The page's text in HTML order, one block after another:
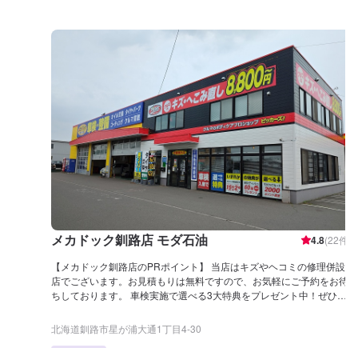
メカドック釧路店 モダ石油 4.8(22件)
【メカドック釧路店のPRポイント】 当店はキズやヘコミの修理併設
店でございます。お見積もりは無料ですので、お気軽にご予約をお待
ちしております。 車検実施で選べる3大特典をプレゼント中！ぜひご
油営業時間：4：00〜26：00 【在籍整備士】 二級整備士が4名在籍し
ております。オイル交換などの日常整備から点検まで、お客様のお車
北海道釧路市星が浦大通1丁目4-30